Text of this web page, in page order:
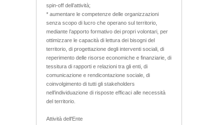
spin-off dell’attività;
* aumentare le competenze delle organizzazioni
senza scopo di lucro che operano sul territorio,
mediante l’apporto formativo dei propri volontari, per
ottimizzare le capacità di lettura dei bisogni del
territorio, di progettazione degli interventi sociali, di
reperimento delle risorse economiche e finanziarie, di
tessitura di rapporti e relazioni tra gli enti, di
comunicazione e rendicontazione sociale, di
coinvolgimento di tutti gli stakeholders
nell’individuazione di risposte efficaci alle necessità
del territorio.
Attività dell'Ente